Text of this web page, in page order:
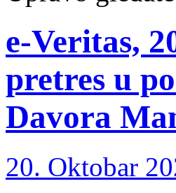
e-Veritas,
pretres u
Davora
20. Oktobar